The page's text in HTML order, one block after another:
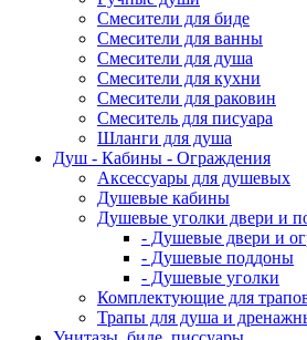
Смесители для биде
Смесители для ванны
Смесители для душа
Смесители для кухни
Смесители для раковин
Смеситель для писуара
Шланги для душа
Душ - Кабины - Ограждения
Аксессуары для душевых
Душевые кабины
Душевые уголки двери и
- Душевые двери и
- Душевые поддоны
- Душевые уголки
Комплектующие для
Трапы для душа и